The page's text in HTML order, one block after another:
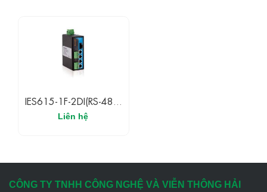
IES615-1F-2DI(RS-485)
3ONEDATA Switch
Ethernet Công Nghiệp
Quang + 2 Cổng
Liên hệ
CÔNG TY TNHH CÔNG NGHỆ VÀ VIỄN THÔNG HẢI